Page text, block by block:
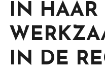
IN HAAR
IN DE